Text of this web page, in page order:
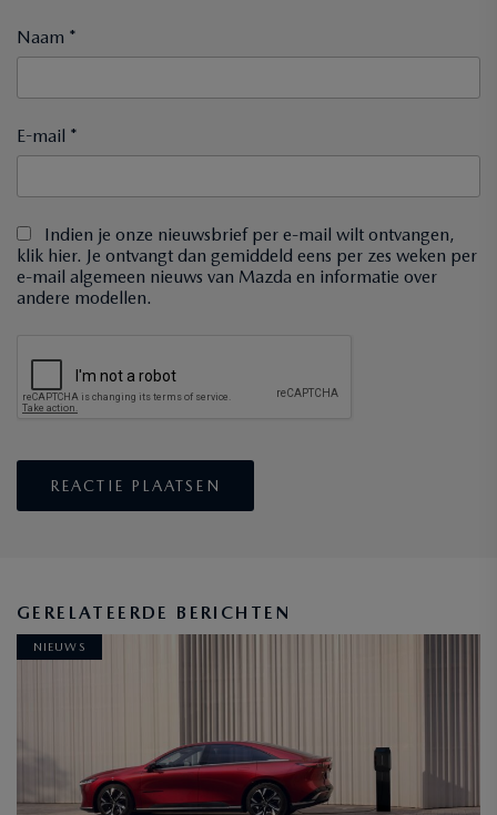
Naam *
E-mail *
Indien je onze nieuwsbrief per e-mail wilt ontvangen,
klik hier. Je ontvangt dan gemiddeld eens per zes weken per
e-mail algemeen nieuws van Mazda en informatie over
andere modellen.
GERELATEERDE BERICHTEN
NIEUWS